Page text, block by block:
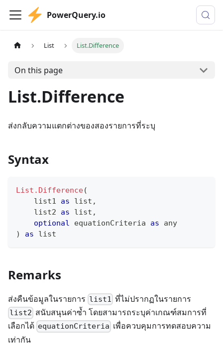
PowerQuery.io
List List.Difference
On this page
List.Difference
ส่งกลับความแตกต่างของสองรายการที่ระบุ
Syntax
List.Difference(
    list1
as list ,
    list2
as list ,
optional equationCriteria as
any
)
as list
Remarks
ส่งคืนข้อมูลในรายการ list1 ที่ไม่ปรากฏในรายการ
list2 สนับสนุนค่าซ้ำ โดยสามารถระบุค่าเกณฑ์สมการที่
เลือกได้ equationCriteria เพื่อควบคุมการทดสอบความ
เท่ากัน